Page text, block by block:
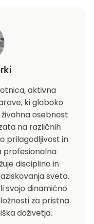
aktivna
ki globoko
osebnost
na različnih
prilagodljivost in
profesionalna
disciplino in
sveta.
svojo dinamično
za pristna
doživetja.